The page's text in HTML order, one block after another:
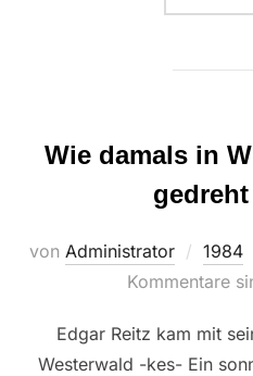
Wie damals in
von Administrator 1984
Kommentare
Edgar Reitz kam mit
Westerwald -kes- Ein